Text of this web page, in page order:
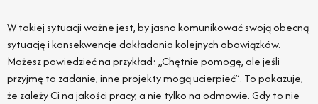
W takiej sytuacji ważne jest, by jasno komunikować swoją obecną
sytuację i konsekwencje dokładania kolejnych obowiązków.
Możesz powiedzieć na przykład: „Chętnie pomogę, ale jeśli
przyjmę to zadanie, inne projekty mogą ucierpieć”. To pokazuje,
że zależy Ci na jakości pracy, a nie tylko na odmowie. Gdy to nie